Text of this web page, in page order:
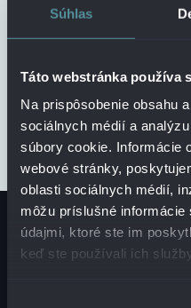
Súhlas
Táto webstránka používa
Na prispôsobenie obsahu
sociálnych médií a
súbory cookie. Informácie
webové stránky,
oblasti sociálnych médií,
môžu príslušné
údajmi, ktoré ste im
keď ste používali ich
po finálne dátové
reporting. Hľadáme
POZRIEŤ